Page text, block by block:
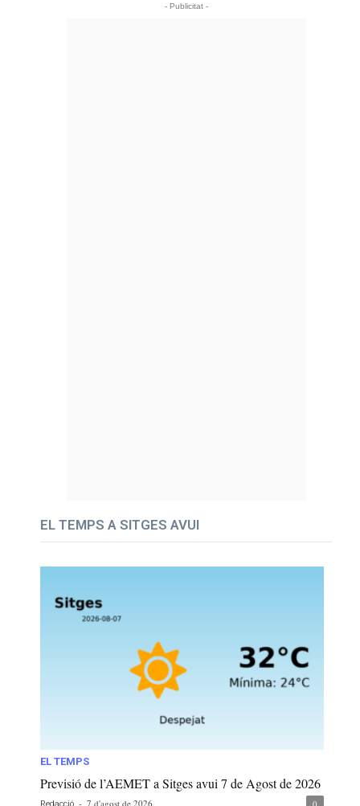
- Publicitat -
EL TEMPS A SITGES AVUI
EL TEMPS
Previsió de l’AEMET a Sitges avui 7 de Agost de 2026
Redacció - 7 d'agost de 2026